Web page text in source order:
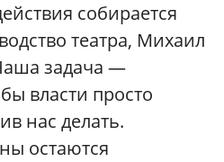
собирается
театра, Михаил
задача —
власти просто
нас делать.
остаются